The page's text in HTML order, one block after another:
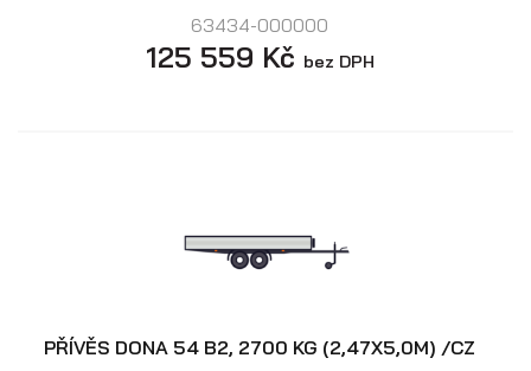
63434-000000
125 559 Kč bez DPH
PŘÍVĚS DONA 54 B2, 2700 KG (2,47X5,0M) /CZ